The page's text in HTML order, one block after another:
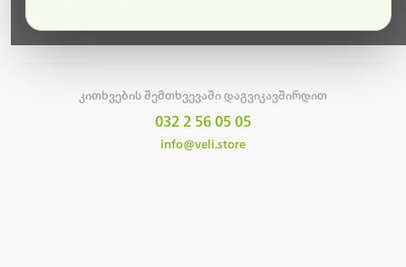
კითხვების შემთხვევაში დაგვიკავშირდით
032 2 56 05 05
info@veli.store